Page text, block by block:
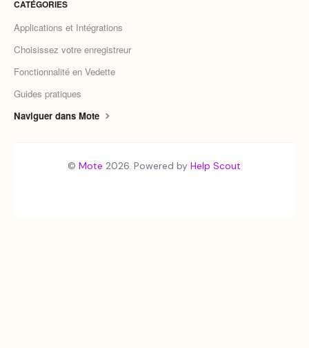
CATÉGORIES
Applications et Intégrations
Choisissez votre enregistreur
Fonctionnalité en Vedette
Guides pratiques
Naviguer dans Mote
©Mote 2026.Powered byHelp Scout